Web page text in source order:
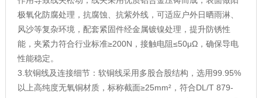
极氧化防腐处理，抗腐蚀、抗紫外线，可适应户外日晒雨淋、
风沙等复杂环境，配套紧固件经金属镀镍处理，提升防锈性
能，夹紧力符合行业标准≥200N，接触电阻≤50μΩ，确保导电
性能稳定。
3.软铜线及连接细节：软铜线采用多股合股结构，选用99.95%
以上高纯度无氧铜材质，标称截面≥25mm²，符合DL/T 879-